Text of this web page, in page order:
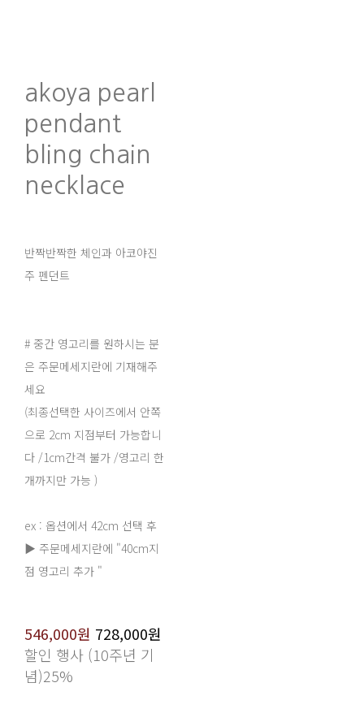
akoya pearl
pendant
bling chain
necklace
반짝반짝한 체인과 아코야진
주 펜던트
# 중간 영고리를 원하시는 분
은 주문메세지란에 기재해주
세요
(최종선택한 사이즈에서 안쪽
으로 2cm 지점부터 가능합니
다 /1cm간격 불가 /영고리 한
개까지만 가능 )
ex : 옵션에서 42cm 선택 후
▶ 주문메세지란에 "40cm지
점 영고리 추가 "
546,000원 728,000원
할인 행사 (10주년 기
념)25%